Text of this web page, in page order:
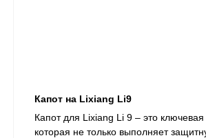
Капот на Lixiang Li9
Капот для Lixiang Li 9 – это ключевая
которая не только выполняет